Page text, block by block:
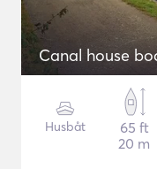
Canal house
Husbåt
65 ft
20 m